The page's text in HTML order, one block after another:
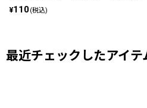
¥110(税込)
最近チェックしたアイテ